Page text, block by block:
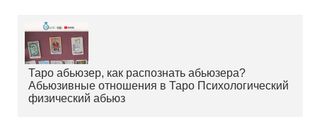
Таро абьюзер, как распознать абьюзера?
Абьюзивные отношения в Таро Психологический
физический абьюз